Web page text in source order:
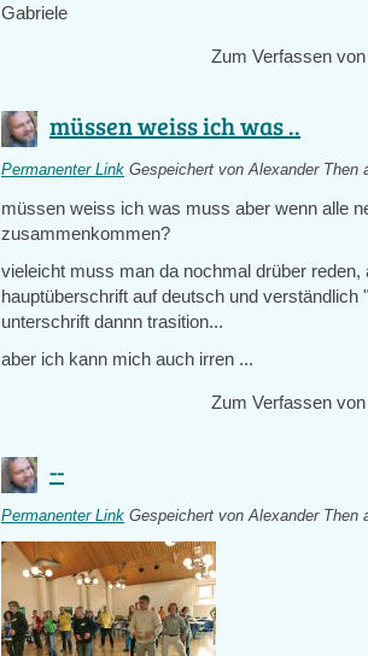
Gabriele
Zum Verfassen
müssen weiss ich was ..
Permanenter Link Gespeichert vonAlexander Then
müssen weiss ich was muss aber wenn alle
zusammenkommen?
vieleicht muss man da nochmal drüber
hauptüberschrift auf deutsch und verständlich
unterschrift dannn trasition...
aber ich kann mich auch irren ...
Zum Verfassen
--
Permanenter Link Gespeichert vonAlexander Then